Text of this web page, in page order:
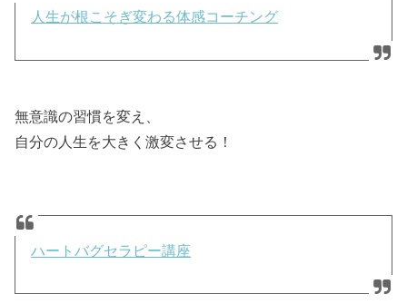
人生が根こそぎ変わる体感コーチング
無意識の習慣を変え、
自分の人生を大きく激変させる！
ハートバグセラピー講座